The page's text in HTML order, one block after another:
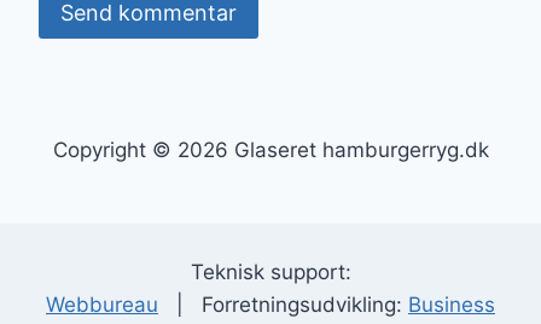
Copyright © 2026 Glaseret hamburgerryg.dk
Teknisk support:
Webbureau | Forretningsudvikling: Business